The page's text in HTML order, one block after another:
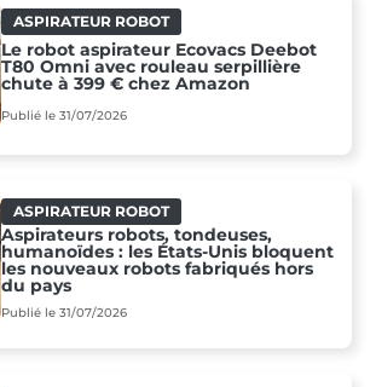
ASPIRATEUR ROBOT
Le robot aspirateur Ecovacs Deebot
T80 Omni avec rouleau serpillière
chute à 399 € chez Amazon
Publié le 31/07/2026
ASPIRATEUR ROBOT
Aspirateurs robots, tondeuses,
humanoïdes : les États-Unis bloquent
les nouveaux robots fabriqués hors
du pays
Publié le 31/07/2026